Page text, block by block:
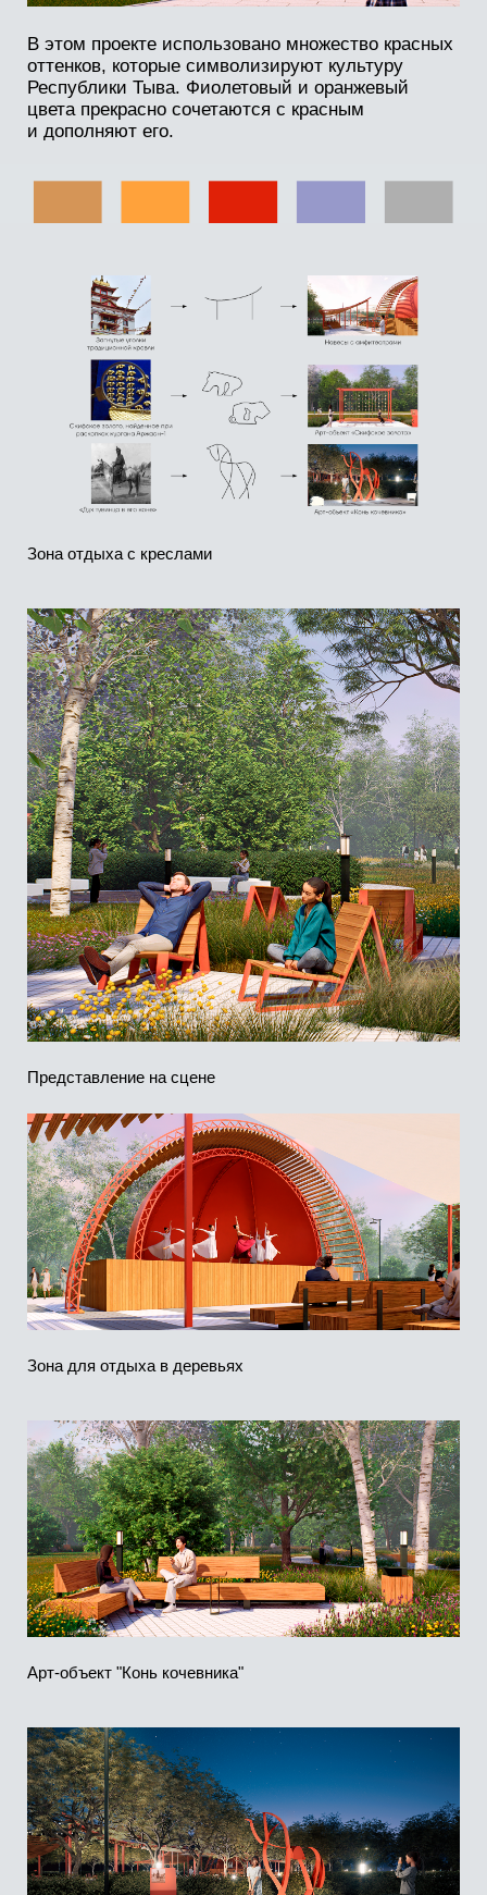
Представление на сцене
Зона для отдыха в деревьях
Арт-объект "Скифское золото"
Общественный туалет с комнатой матери и ребенка и
доступом для МГН
Локация проекта